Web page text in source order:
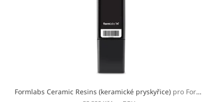
Formlabs Ceramic Resins (keramické pryskyřice) pro Form 3/+